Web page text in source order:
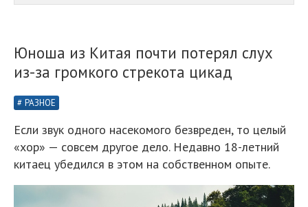
Юноша из Китая почти потерял слух
из-за громкого стрекота цикад
РАЗНОЕ
Если звук одного насекомого безвреден, то целый
«хор» — совсем другое дело. Недавно 18-летний
китаец убедился в этом на собственном опыте.